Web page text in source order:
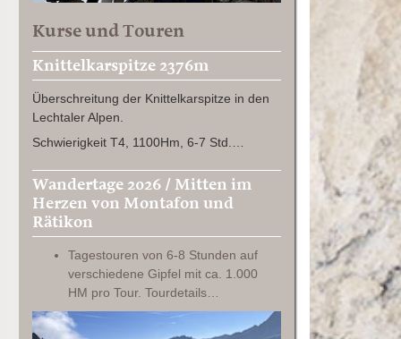
Kurse und Touren
Knittelkarspitze 2376m
Überschreitung der Knittelkarspitze in den
Lechtaler Alpen.
Schwierigkeit T4, 1100Hm, 6-7 Std.…
Wandertage 2026 / Mitten im
Herzen von Montafon und
Rätikon
Tagestouren von 6-8 Stunden auf
verschiedene Gipfel mit ca. 1.000
HM pro Tour. Tourdetails…